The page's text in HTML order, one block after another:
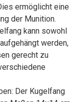
ermöglicht eine
der Munition.
kann sowohl
werden,
gerecht zu
Der Kugelfang